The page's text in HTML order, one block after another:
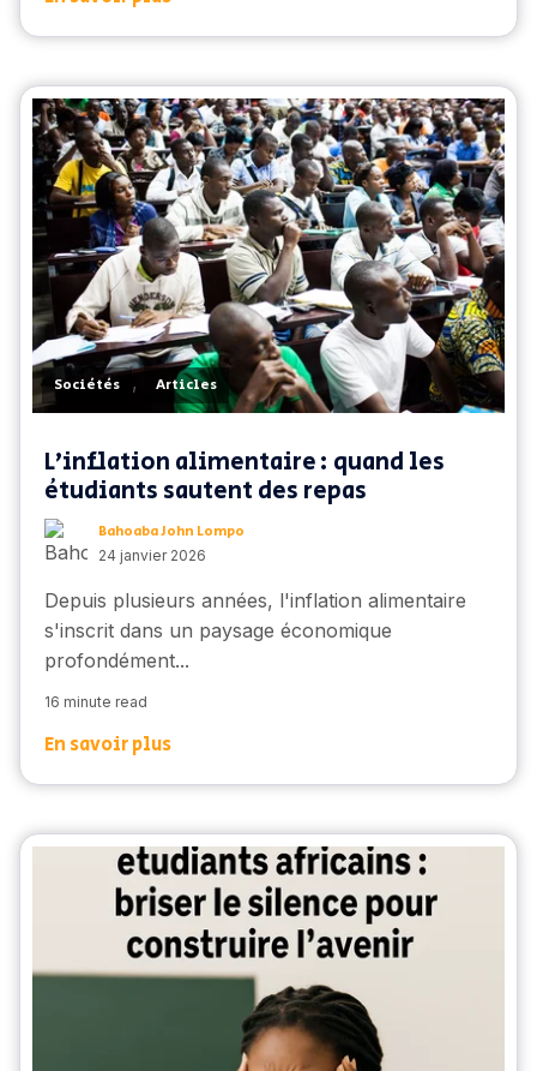
Sociétés , Articles
L’inflation alimentaire : quand les
étudiants sautent des repas
Bahoaba John Lompo
24 janvier 2026
Depuis plusieurs années, l'inflation alimentaire
s'inscrit dans un paysage économique
profondément...
16 minute read
En savoir plus